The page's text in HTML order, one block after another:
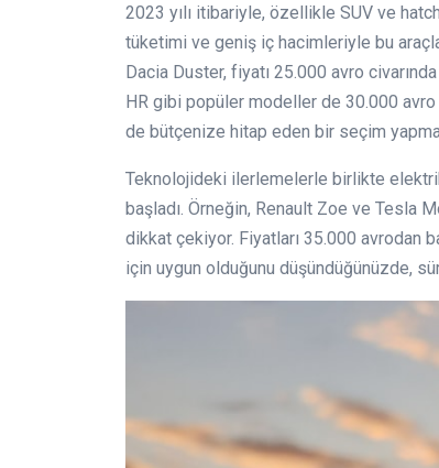
2023 yılı itibariyle, özellikle SUV ve
tüketimi ve geniş iç hacimleriyle bu
Dacia Duster, fiyatı 25.000 avro
HR gibi popüler modeller de 30.000 avro
de bütçenize hitap eden bir seçim
Teknolojideki ilerlemelerle birlikte
başladı. Örneğin, Renault Zoe ve
dikkat çekiyor. Fiyatları 35.000 avrodan
için uygun olduğunu düşündüğünüzde,